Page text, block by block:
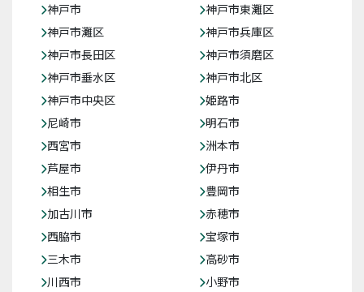
神戸市
神戸市東灘区
神戸市灘区
神戸市兵庫区
神戸市長田区
神戸市須磨区
神戸市垂水区
神戸市北区
神戸市中央区
姫路市
尼崎市
明石市
西宮市
洲本市
芦屋市
伊丹市
相生市
豊岡市
加古川市
赤穂市
西脇市
宝塚市
三木市
高砂市
川西市
小野市